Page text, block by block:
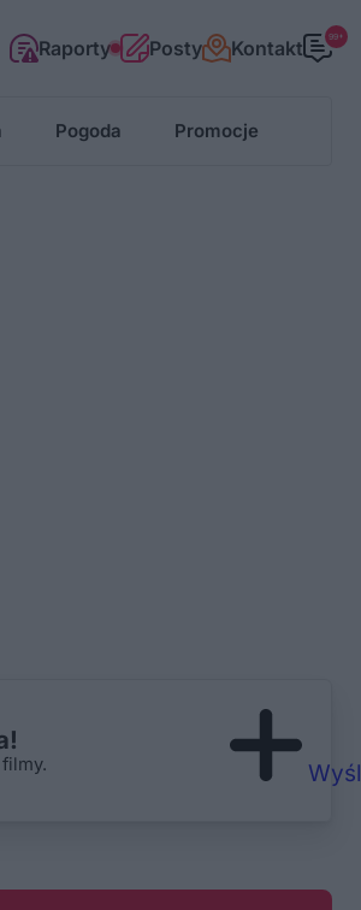
Raporty Posty Kontakt 99+
Pogoda Promocje